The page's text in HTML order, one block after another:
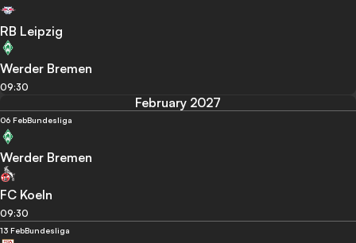
RB Leipzig
Werder Bremen
09:30
February 2027
06 FebBundesliga
Werder Bremen
FC Koeln
09:30
13 FebBundesliga